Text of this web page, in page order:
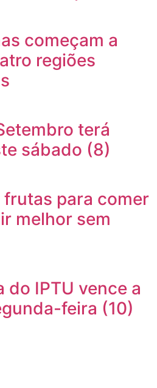
começam a
regiões
terá
sábado (8)
para comer
melhor sem
do IPTU vence a
feira (10)